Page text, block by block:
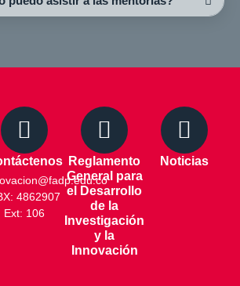
4862907
Ext: 106
Reglamento
General para
el Desarrollo
de la
Investigación
y la
Innovación
Noticias